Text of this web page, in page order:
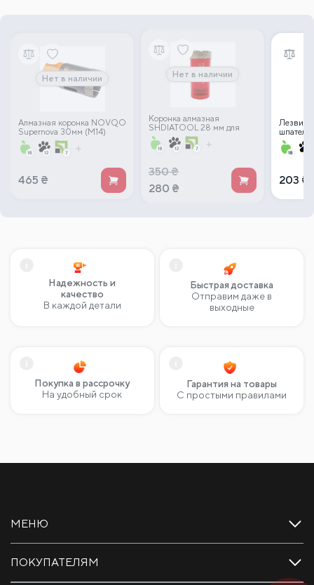
Нет в наличии
Алмазная коронка NOVQO
Supernova 30мм (М14)
465 ₴
Нет в наличии
Коронка алмазная
SHDIATOOL 28 мм для
сухого сверления М14
(УШМ)
350 ₴
280 ₴
Лезвие
250 мм,
203 ₴
Надежность и
качество
В каждой детали
Быстрая доставка
Отправим даже в
выходные
Покупка в рассрочку
На удобный срок
Гарантия на товары
С простыми правилами
ПОКУПАТЕЛЯМ
МЕНЮ